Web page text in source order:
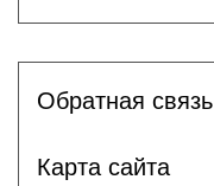
Обратная связь
Карта сайта